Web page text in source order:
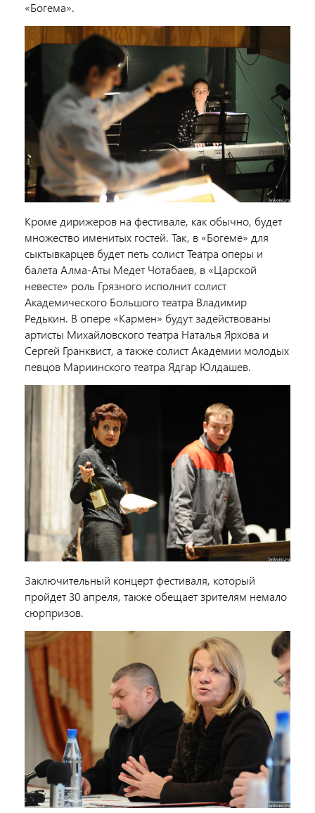
«Богема».
Кроме дирижеров на фестивале, как обычно, будет
множество именитых гостей. Так, в «Богеме» для
сыктывкарцев будет петь солист Театра оперы и
балета Алма-Аты Медет Чотабаев, в «Царской
невесте» роль Грязного исполнит солист
Академического Большого театра Владимир
Редькин. В опере «Кармен» будут задействованы
артисты Михайловского театра Наталья Ярхова и
Сергей Гранквист, а также солист Академии молодых
певцов Мариинского театра Ядгар Юлдашев.
Заключительный концерт фестиваля, который
пройдет 30 апреля, также обещает зрителям немало
сюрпризов.